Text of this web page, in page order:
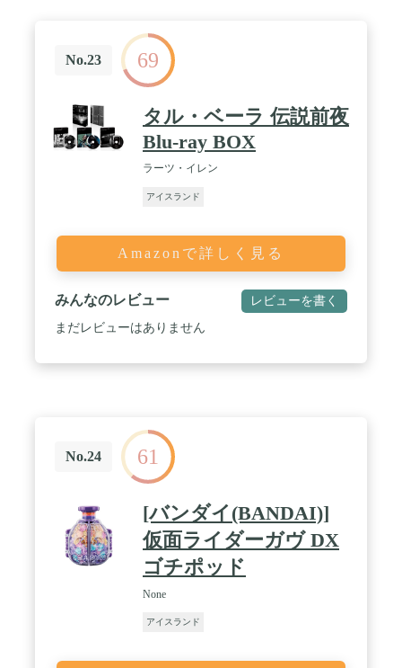
No.23 69
タル・ベーラ 伝説前夜
Blu-ray BOX
ラーツ・イレン
アイスランド
Amazonで詳しく見る
みんなのレビュー レビューを書く
まだレビューはありません
No.24 61
[バンダイ(BANDAI)]
仮面ライダーガヴ DX
ゴチポッド
None
アイスランド